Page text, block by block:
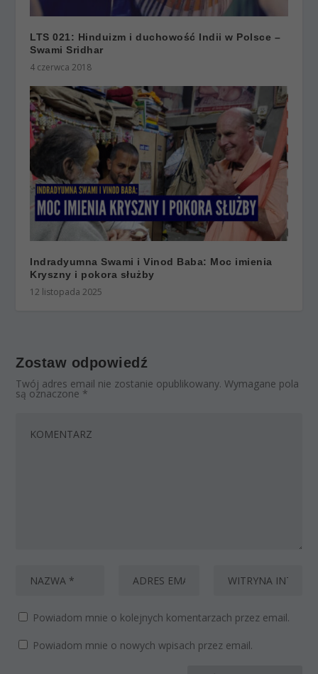
LTS 021: Hinduizm i duchowość Indii w Polsce –
Swami Sridhar
4 czerwca 2018
Indradyumna Swami i Vinod Baba: Moc imienia
Kryszny i pokora służby
12 listopada 2025
Zostaw odpowiedź
Twój adres email nie zostanie opublikowany. Wymagane pola
są oznaczone *
Powiadom mnie o kolejnych komentarzach przez email.
Powiadom mnie o nowych wpisach przez email.